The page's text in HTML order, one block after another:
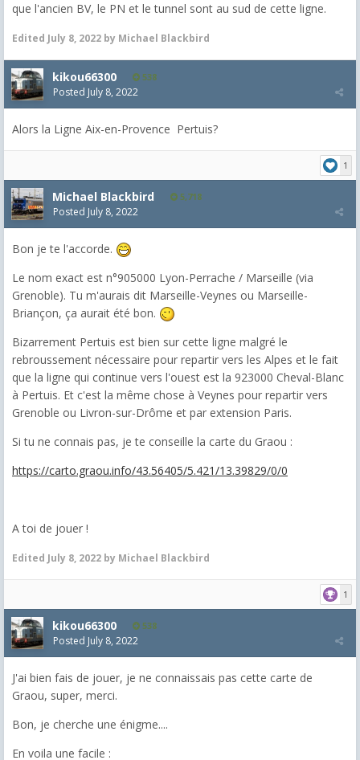
que l'ancien BV, le PN et le tunnel sont au sud de cette ligne.
Edited July 8, 2022 by Michael Blackbird
kikou66300 538
Posted July 8, 2022
Alors la Ligne Aix-en-Provence Pertuis?
1
Michael Blackbird 5,718
Posted July 8, 2022
Bon je te l'accorde.
Le nom exact est n°905000 Lyon-Perrache / Marseille (via
Grenoble). Tu m'aurais dit Marseille-Veynes ou Marseille-
Briançon, ça aurait été bon.
Bizarrement Pertuis est bien sur cette ligne malgré le
rebroussement nécessaire pour repartir vers les Alpes et le fait
que la ligne qui continue vers l'ouest est la 923000 Cheval-Blanc
à Pertuis. Et c'est la même chose à Veynes pour repartir vers
Grenoble ou Livron-sur-Drôme et par extension Paris.
Si tu ne connais pas, je te conseille la carte du Graou :
https://carto.graou.info/43.56405/5.421/13.39829/0/0
A toi de jouer !
Edited July 8, 2022 by Michael Blackbird
1
kikou66300 538
Posted July 8, 2022
J'ai bien fais de jouer, je ne connaissais pas cette carte de
Graou, super, merci.
Bon, je cherche une énigme....
En voila une facile :